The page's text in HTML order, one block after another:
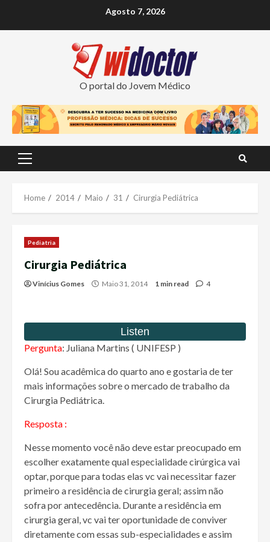
Agosto 7, 2026
O portal do Jovem Médico
Primary
Home 2014 Maio 31 Cirurgia Pediátrica
Pediatria
Cirurgia Pediátrica
Vinícius Gomes Maio 31, 2014 1 min read 4
Pergunta: Juliana Martins ( UNIFESP )
Olá! Sou acadêmica do quarto ano e gostaria de ter
mais informações sobre o mercado de trabalho da
Cirurgia Pediátrica.
Resposta :
Nesse momento você não deve estar preocupado em
escolher exatamente qual especialidade cirúrgica vai
optar, porque para todas elas vc vai necessitar fazer
primeiro a residência de cirurgia geral; assim não
sofra por antecedência. Durante a residência em
cirurgia geral, vc vai ter oportunidade de conviver
diretamente com essas sub-especialidades e assim